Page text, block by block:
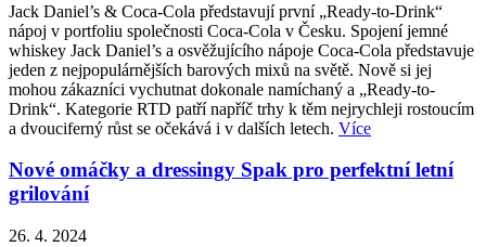
Jack Daniel’s & Coca-Cola představují první „Ready-to-Drink“
nápoj v portfoliu společnosti Coca-Cola v Česku. Spojení jemné
whiskey Jack Daniel’s a osvěžujícího nápoje Coca-Cola představuje
jeden z nejpopulárnějších barových mixů na světě. Nově si jej
mohou zákazníci vychutnat dokonale namíchaný a „Ready-to-
Drink“. Kategorie RTD patří napříč trhy k těm nejrychleji rostoucím
a dvouciferný růst se očekává i v dalších letech. Více
Nové omáčky a dressingy Spak pro perfektní letní
grilování
26. 4. 2024